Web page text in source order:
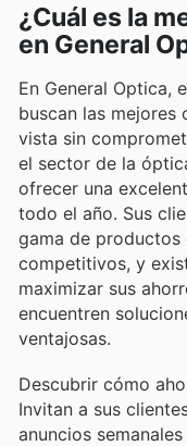
¿Cuál es la
en General
En General Optica,
buscan las mejores
vista sin
el sector de la
ofrecer una
todo el año. Sus
gama de
competitivos, y
maximizar sus
encuentren
ventajosas.
Descubrir cómo
Invitan a sus
anuncios